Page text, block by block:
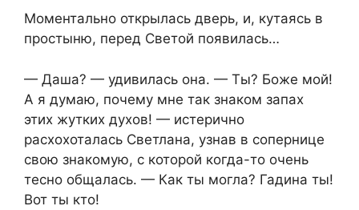
Моментально открылась дверь, и, кутаясь в
простыню, перед Светой появилась…
— Даша? — удивилась она. — Ты? Боже мой!
А я думаю, почему мне так знаком запах
этих жутких духов! — истерично
расхохоталась Светлана, узнав в сопернице
свою знакомую, с которой когда-то очень
тесно общалась. — Как ты могла? Гадина ты!
Вот ты кто!